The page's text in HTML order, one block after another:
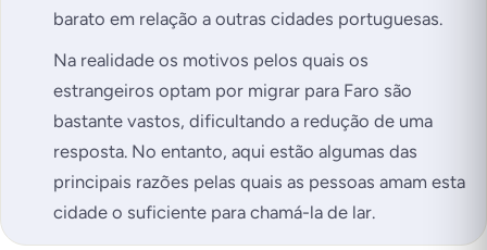
barato em relação a outras cidades portuguesas.
Na realidade os motivos pelos quais os
estrangeiros optam por migrar para Faro são
bastante vastos, dificultando a redução de uma
resposta. No entanto, aqui estão algumas das
principais razões pelas quais as pessoas amam esta
cidade o suficiente para chamá-la de lar.